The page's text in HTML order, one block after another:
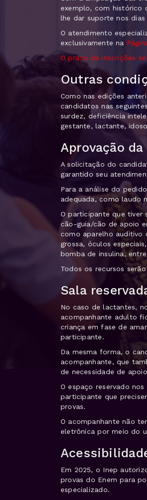
exemplo, com histórico
lhe dar suporte nos
O atendimento
exclusivamente na
O prazo de inscrições
Outras
Como nas edições
candidatos nas
surdez, deficiência
gestante, lactante,
Aprovação
A solicitação do
garantido seu
Para a análise do
adequada, como laudo
O participante que tiver
cão-guia/cão de apoio
como aparelho auditivo
grossa, óculos
bomba de insulina,
Todos os recursos
Sala
No caso de lactantes,
acompanhante adulto
criança em fase de
participante.
Da mesma forma, o
acompanhante, que
de necessidade de
O espaço reservado
participante que
provas.
O acompanhante não
eletrônica por meio do
Em 2025, o Inep
provas do Enem para
especializado.